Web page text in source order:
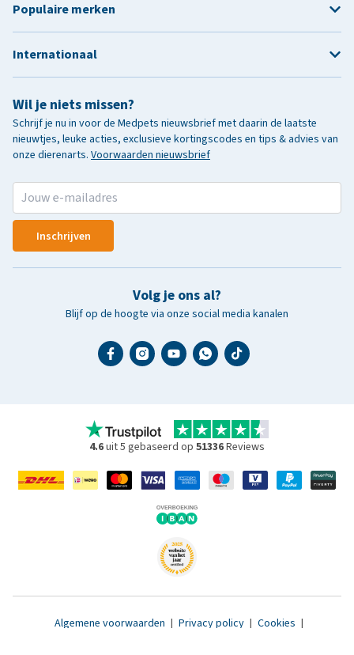
Wil je niets missen?
Schrijf je nu in voor de Medpets nieuwsbrief met daarin de laatste
nieuwtjes, leuke acties, exclusieve kortingscodes en tips & advies van
onze dierenarts. Voorwaarden nieuwsbrief
Inschrijven
Volg je ons al?
Blijf op de hoogte via onze social media kanalen
Populaire merken
Internationaal
4.6uit 5 gebaseerd op 51336Reviews
Algemene voorwaarden | Privacy policy | Cookies |